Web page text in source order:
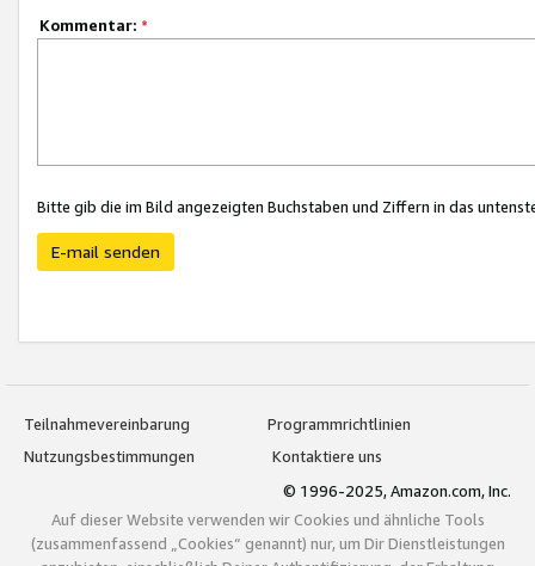
Kommentar: *
Bitte gib die im Bild angezeigten Buchstaben und Ziffern in das
E-mail senden
Teilnahmevereinbarung
Programmrichtlinien
Nutzungsbestimmungen
Kontaktiere uns
© 1996-2025, Amazon.com, Inc.
Auf dieser Website verwenden wir Cookies und ähnliche Tools
(zusammenfassend „Cookies“ genannt) nur, um Dir Dienstleistungen